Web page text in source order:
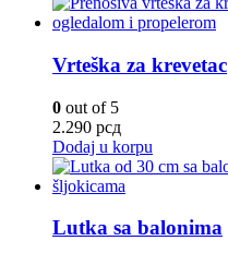
Vrteška za krevetac
0 out of 5
2.290 рсд
Dodaj u korpu
Lutka sa balonima